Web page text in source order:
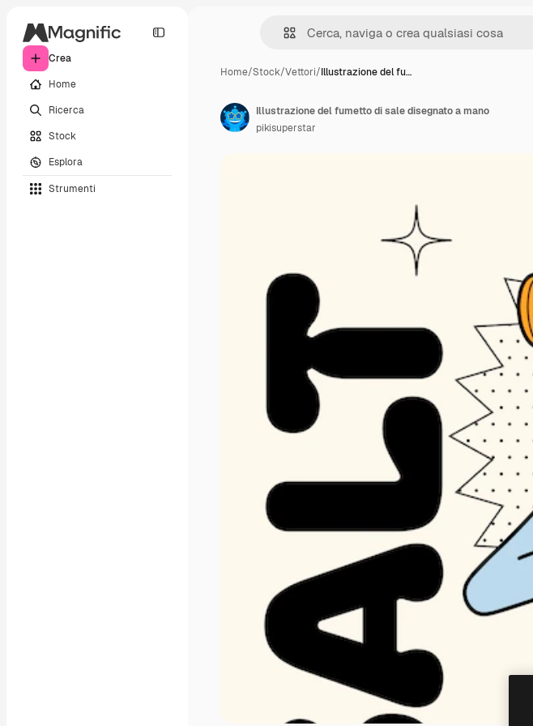
Crea
Home
Ricerca
Stock
Esplora
Strumenti
Home/Stock/Vettori/Illustrazione del fu…
Illustrazione del fumetto di sale disegnato a mano
pikisuperstar